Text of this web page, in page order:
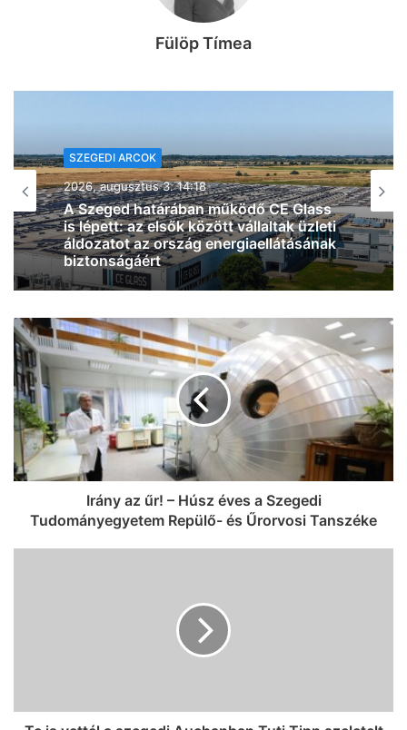
Fülöp Tímea
SZEGEDI ARCOK
2026, augusztus 3. 11:18
Csavarodj rá a retro lágyfagyira a
szegedi hőségben – új üzletet nyitott a
Retro Fagyi
Irány az űr! – Húsz éves a Szegedi
Tudományegyetem Repülő- és Űrorvosi Tanszéke